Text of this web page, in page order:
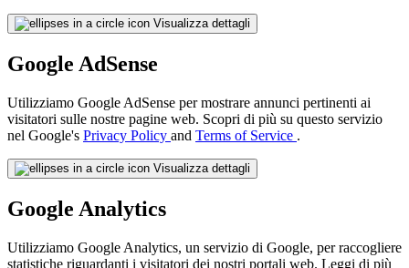
Visualizza dettagli
Google AdSense
Utilizziamo Google AdSense per mostrare annunci pertinenti ai
visitatori sulle nostre pagine web. Scopri di più su questo servizio
nel Google's Privacy Policy and Terms of Service .
Visualizza dettagli
Google Analytics
Utilizziamo Google Analytics, un servizio di Google, per raccogliere
statistiche riguardanti i visitatori dei nostri portali web. Leggi di più